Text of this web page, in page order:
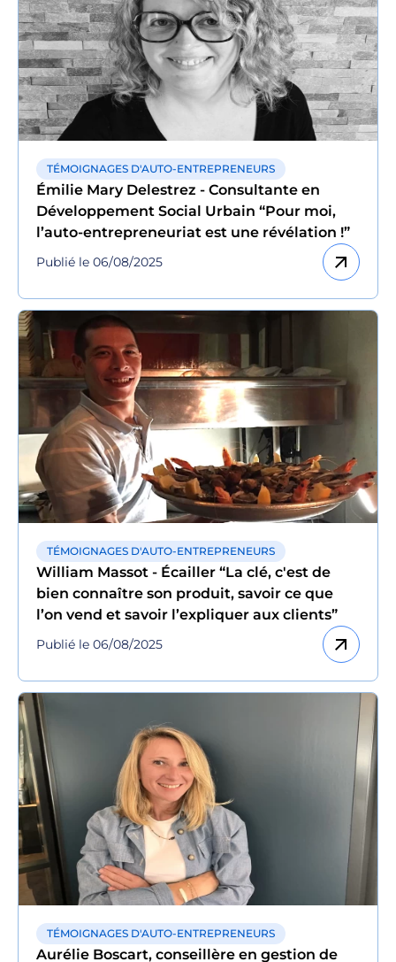
TÉMOIGNAGES D'AUTO-ENTREPRENEURS
Émilie Mary Delestrez - Consultante en
Développement Social Urbain “Pour moi,
l’auto-entrepreneuriat est une révélation !”
Publié le 06/08/2025 arrow_outward
TÉMOIGNAGES D'AUTO-ENTREPRENEURS
William Massot - Écailler “La clé, c'est de
bien connaître son produit, savoir ce que
l’on vend et savoir l’expliquer aux clients”
Publié le 06/08/2025 arrow_outward
TÉMOIGNAGES D'AUTO-ENTREPRENEURS
Aurélie Boscart, conseillère en gestion de